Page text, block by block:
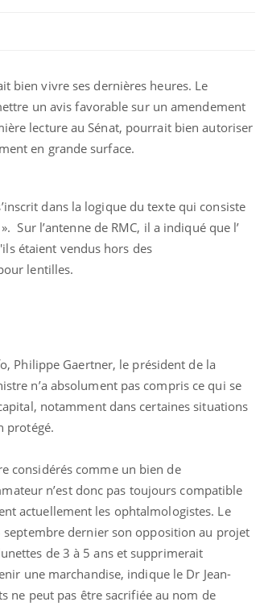
bien vivre ses dernières heures. Le
un avis favorable sur un amendement
lecture au Sénat, pourrait bien autoriser
en grande surface.
dans la logique du texte qui consiste
Sur l’antenne de RMC, il a indiqué que l’
étaient vendus hors des
lentilles.
Philippe Gaertner, le président de la
n’a absolument pas compris ce qui se
notamment dans certaines situations
protégé.
considérés comme un bien de
n’est donc pas toujours compatible
actuellement les ophtalmologistes. Le
septembre dernier son opposition au projet
de 3 à 5 ans et supprimerait
une marchandise, indique le Dr Jean-
ne peut pas être sacrifiée au nom de
questions sur la maladie d'un proche c'est
montrer ...